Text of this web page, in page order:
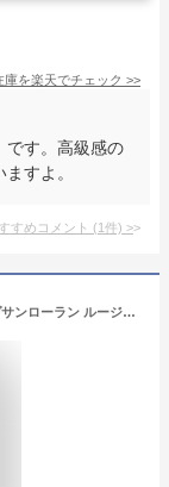
庫を楽天でチェック >>
です。高級感の
すよ。
すめコメント (1件) >
★ハッピーバレンタインコフレ/送料無料★イヴサンローラン ルージュ ヴォリュプテ キャンディグレーズ No.11 レッド スリル(3.2g)＜4935421761826＞